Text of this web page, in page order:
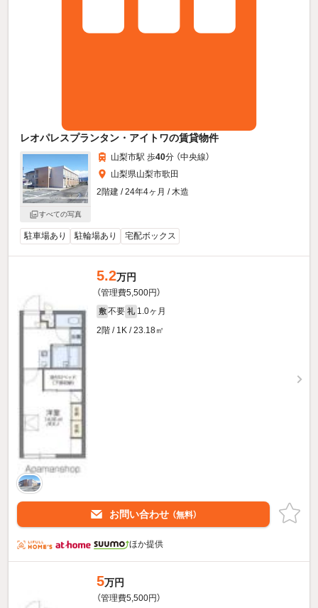
レオパレスプランタン・アイトワの賃貸物件
すべての写真
山梨市駅 歩40分 （中央線）
山梨県山梨市歌田
2階建 / 24年4ヶ月 / 木造
駐車場あり 駐輪場あり 宅配ボックス
5.2万円
（管理費5,500円）
敷 不要 礼 1.0ヶ月
2階 / 1K / 23.18㎡
お問い合わせ （無料）
ほか提供
5万円
（管理費5,500円）